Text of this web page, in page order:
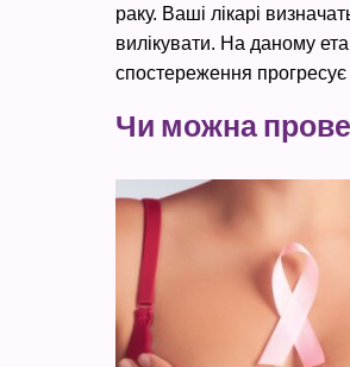
раку. Ваші лікарі
вилікувати. На даному
спостереження
Чи можна